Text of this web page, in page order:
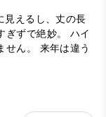
見えるし、丈の長
ぎずで絶妙。 ハイ
せん。 来年は違う